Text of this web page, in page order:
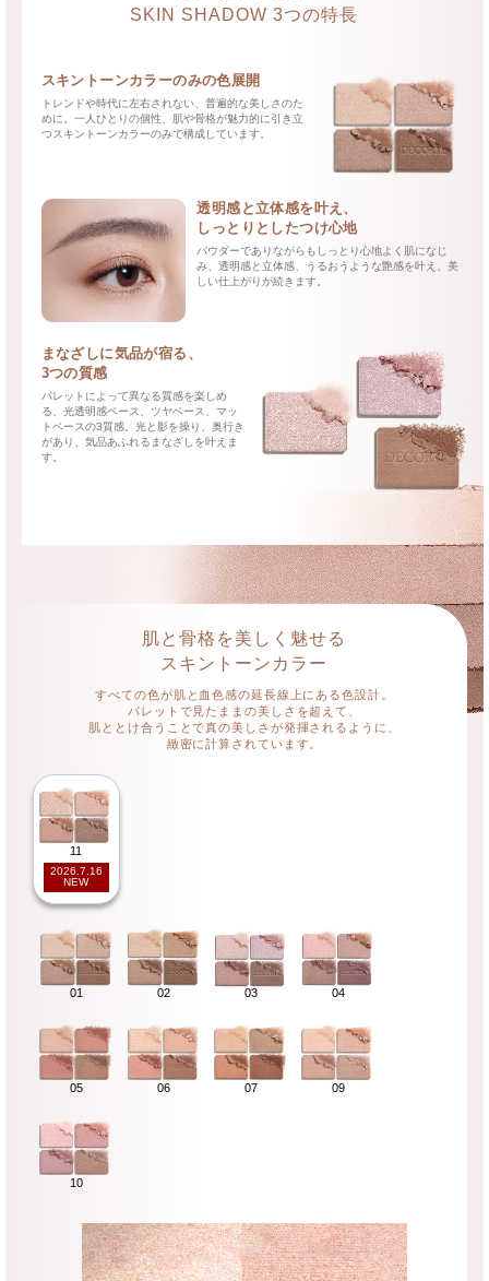
SKIN SHADOW 3つの特長
スキントーンカラーのみの色展開
トレンドや時代に左右されない、普遍的な美しさのた
めに。一人ひとりの個性、肌や骨格が魅力的に引き立
つスキントーンカラーのみで構成しています。
透明感と立体感を叶え、
しっとりとしたつけ心地
パウダーでありながらもしっとり心地よく肌になじ
み、透明感と立体感、うるおうような艶感を叶え、美
しい仕上がりが続きます。
まなざしに気品が宿る、
3つの質感
パレットによって異なる質感を楽しめ
る、光透明感ベース、ツヤベース、マッ
トベースの3質感。光と影を操り、奥行き
があり、気品あふれるまなざしを叶えま
す。
肌と骨格を美しく魅せる
スキントーンカラー
すべての色が肌と血色感の延長線上にある色設計。
パレットで見たままの美しさを超えて、
肌ととけ合うことで真の美しさが発揮されるように、
緻密に計算されています。
11
2026.7.16
NEW
01 02 03 04
05 06 07 09
10